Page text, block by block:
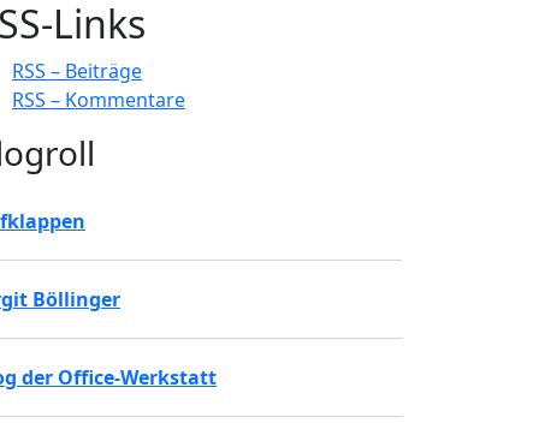
Links
RSS – Beiträge
RSS – Kommentare
Böllinger
der Office-Werkstatt